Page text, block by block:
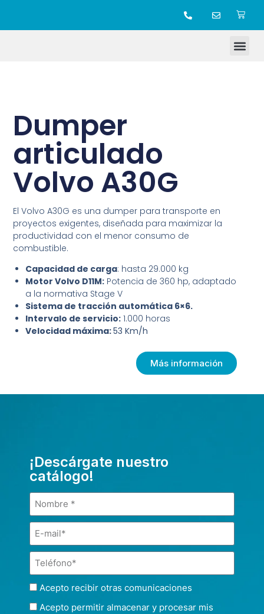
Dumper
articulado
Volvo A30G
El Volvo A30G es una dumper para transporte en
proyectos exigentes, diseñada para maximizar la
productividad con el menor consumo de
combustible.
Capacidad de carga: hasta 29.000 kg
Motor Volvo D11M: Potencia de 360 hp, adaptado
a la normativa Stage V
Sistema de tracción automática 6×6.
Intervalo de servicio: 1.000 horas
Velocidad máxima:53 Km/h
Más información
¡Descárgate nuestro
catálogo!
Acepto recibir otras comunicaciones
Acepto permitir almacenar y procesar mis